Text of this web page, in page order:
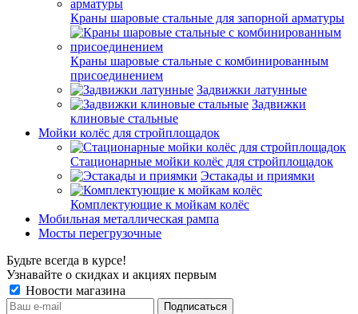
Краны шаровые стальные для запорной арматуры
Краны шаровые стальные с комбинированным
присоединением
Задвижки латунные
Задвижки
клиновые стальные
Мойки колёс для стройплощадок
Стационарные мойки колёс для стройплощадок
Эстакады и приямки
Комплектующие к мойкам колёс
Мобильная металлическая рампа
Мосты перегрузочные
Будьте всегда в курсе!
Узнавайте о скидках и акциях первым
Новости магазина